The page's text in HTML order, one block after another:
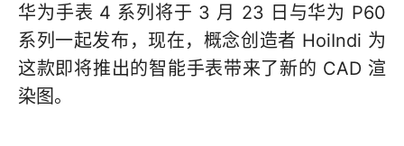
华为手表 4 系列将于 3 月 23 日与华为 P60
系列一起发布，现在，概念创造者 HoiIndi 为
这款即将推出的智能手表带来了新的 CAD 渲
染图。